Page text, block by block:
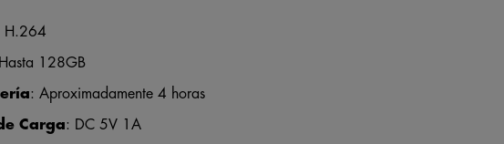
H.264
128GB
: Aproximadamente 4 horas
Carga: DC 5V 1A